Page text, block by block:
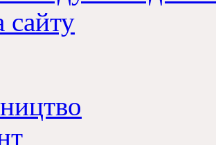
сайту